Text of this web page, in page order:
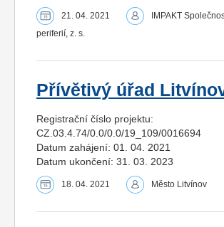
21. 04. 2021
IMPAKT
periferií, z. s.
Přívětivý úřad
Registrační číslo projektu:
CZ.03.4.74/0.0/0.0/19_109/0016694
Datum zahájení: 01. 04. 2021
Datum ukončení: 31. 03. 2023
18. 04. 2021 Město Litvínov